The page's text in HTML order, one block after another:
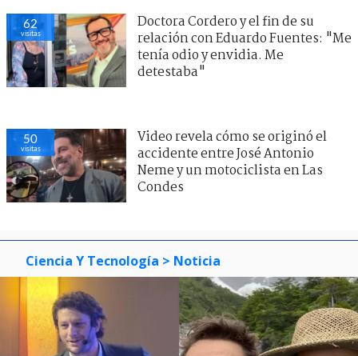
62
visitas
Doctora Cordero y el fin de su
relación con Eduardo Fuentes: "Me
tenía odio y envidia. Me
detestaba"
50
visitas
Video revela cómo se originó el
accidente entre José Antonio
Neme y un motociclista en Las
Condes
Ciencia Y Tecnología > Noticia